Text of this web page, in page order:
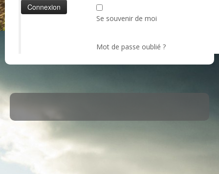
Se souvenir de moi
Mot de passe oublié ?